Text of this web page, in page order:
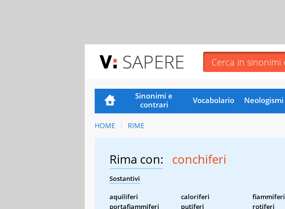
SAPERE
Sinonimi e
contrari
Vocabolario Neologismi
HOME RIME
Rima con: conchiferi
Sostantivi
aquiliferi caloriferi fiammiferi
portafiammiferi
putiferi rotiferi